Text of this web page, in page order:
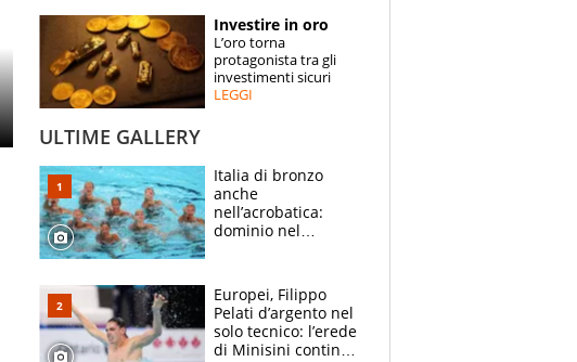
SPECIALI
ESPERTI
Investire in oro
L’oro torna
protagonista tra gli
investimenti sicuri
LEGGI
ULTIME GALLERY
Italia di bronzo
anche
nell’acrobatica:
dominio nel
e compagni
continuare
Europei, Filippo
Pelati d’argento nel
solo tecnico: l’erede
di Minisini continua